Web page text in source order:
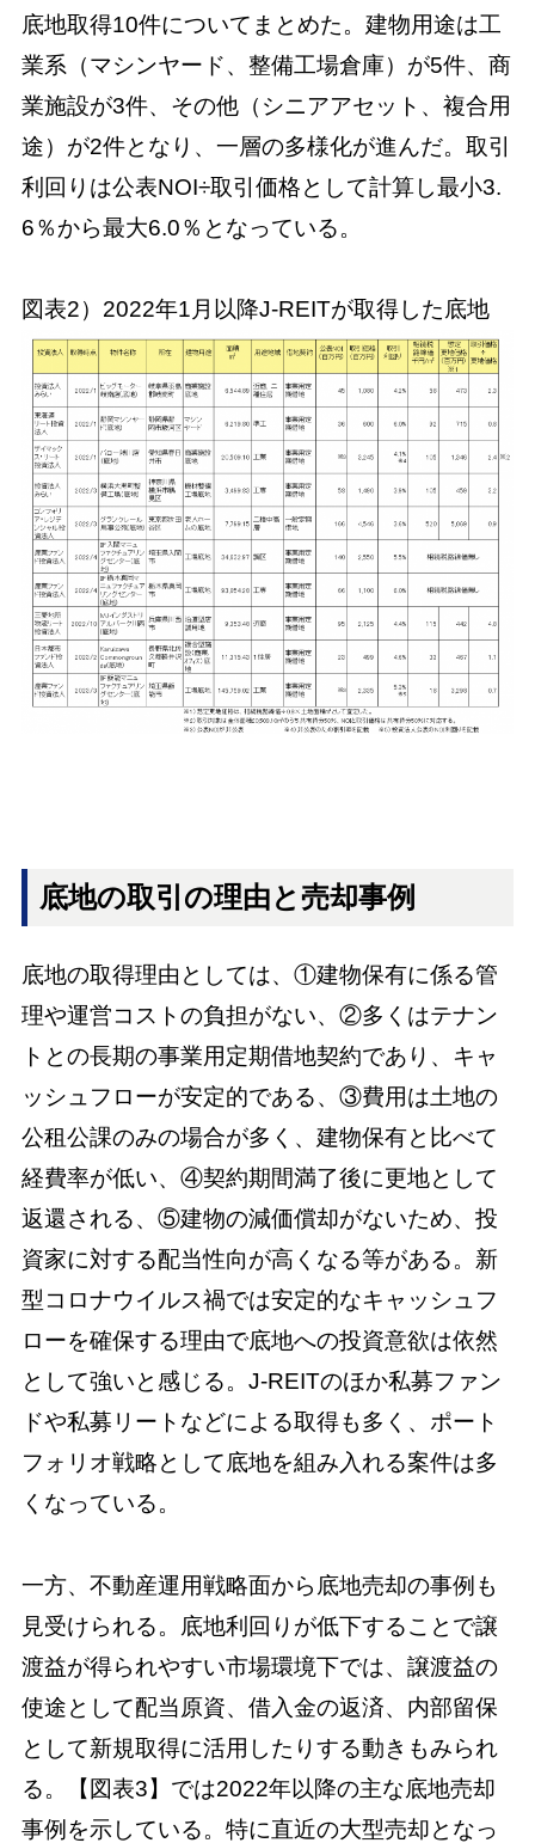
底地取得10件についてまとめた。建物用途は工
業系（マシンヤード、整備工場倉庫）が5件、商
業施設が3件、その他（シニアアセット、複合用
途）が2件となり、一層の多様化が進んだ。取引
利回りは公表NOI÷取引価格として計算し最小3.
6％から最大6.0％となっている。
図表2）2022年1月以降J-REITが取得した底地
底地の取引の理由と売却事例
底地の取得理由としては、①建物保有に係る管
理や運営コストの負担がない、②多くはテナン
トとの長期の事業用定期借地契約であり、キャ
ッシュフローが安定的である、③費用は土地の
公租公課のみの場合が多く、建物保有と比べて
経費率が低い、④契約期間満了後に更地として
返還される、⑤建物の減価償却がないため、投
資家に対する配当性向が高くなる等がある。新
型コロナウイルス禍では安定的なキャッシュフ
ローを確保する理由で底地への投資意欲は依然
として強いと感じる。J-REITのほか私募ファン
ドや私募リートなどによる取得も多く、ポート
フォリオ戦略として底地を組み入れる案件は多
くなっている。
一方、不動産運用戦略面から底地売却の事例も
見受けられる。底地利回りが低下することで譲
渡益が得られやすい市場環境下では、譲渡益の
使途として配当原資、借入金の返済、内部留保
として新規取得に活用したりする動きもみられ
る。【図表3】では2022年以降の主な底地売却
事例を示している。特に直近の大型売却となっ